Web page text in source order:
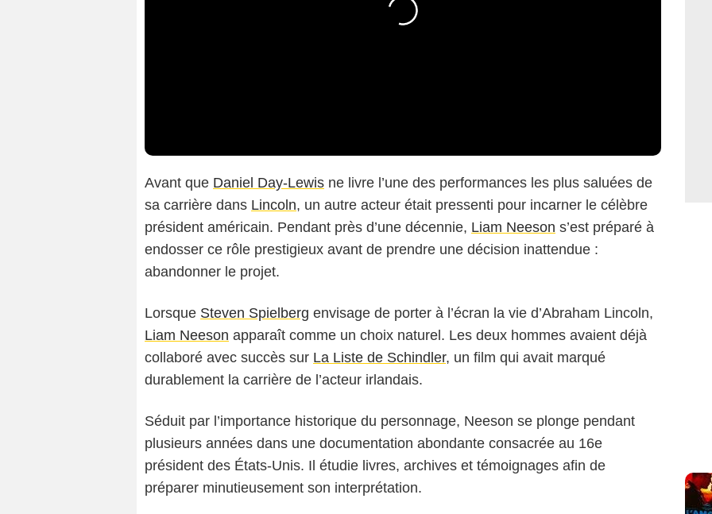
Avant que Daniel Day-Lewis ne livre l’une des performances les plus saluées de
sa carrière dans Lincoln, un autre acteur était pressenti pour incarner le célèbre
président américain. Pendant près d’une décennie, Liam Neeson s’est préparé à
endosser ce rôle prestigieux avant de prendre une décision inattendue :
abandonner le projet.
Lorsque Steven Spielberg envisage de porter à l’écran la vie d’Abraham Lincoln,
Liam Neeson apparaît comme un choix naturel. Les deux hommes avaient déjà
collaboré avec succès sur La Liste de Schindler, un film qui avait marqué
durablement la carrière de l’acteur irlandais.
Séduit par l’importance historique du personnage, Neeson se plonge pendant
plusieurs années dans une documentation abondante consacrée au 16e
président des États-Unis. Il étudie livres, archives et témoignages afin de
préparer minutieusement son interprétation.